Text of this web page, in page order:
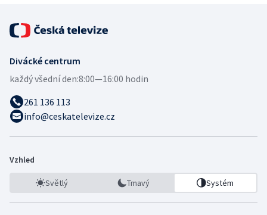
Divácké centrum
každý všední den:8:00—16:00 hodin
261 136 113
info@ceskatelevize.cz
Vzhled
Světlý Tmavý Systém